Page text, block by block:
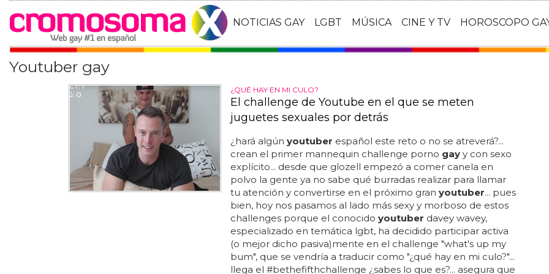
NOTICIAS GAY LGBT MÚSICA CINE Y TV HOROSCOPO
Youtuber gay
¿QUÉ HAY EN MI CULO?
El challenge de Youtube en el que se meten
juguetes sexuales por detrás
¿hará algún youtuber español este reto o no se atreverá?...
crean el primer mannequin challenge porno gayy con sexo
explícito... desde que glozell empezó a comer canela en
polvo la gente ya no sabe qué burradas realizar para llamar
tu atención y convertirse en el próximo gran youtuber... pues
bien, hoy nos pasamos al lado más sexy y morboso de estos
challenges porque el conocido youtuber davey wavey,
especializado en temática lgbt, ha decidido participar activa
(o mejor dicho pasiva)mente en el challenge "what's up my
bum", que se vendría a traducir como "¿qué hay en mi culo?"...
llega el #bethefifthchallenge ¿sabes lo que es?... asegura que